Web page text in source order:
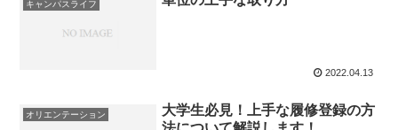
キャンパスライフ
2022.04.13
オリエンテーション
大学生必見！上手な履修登録の方